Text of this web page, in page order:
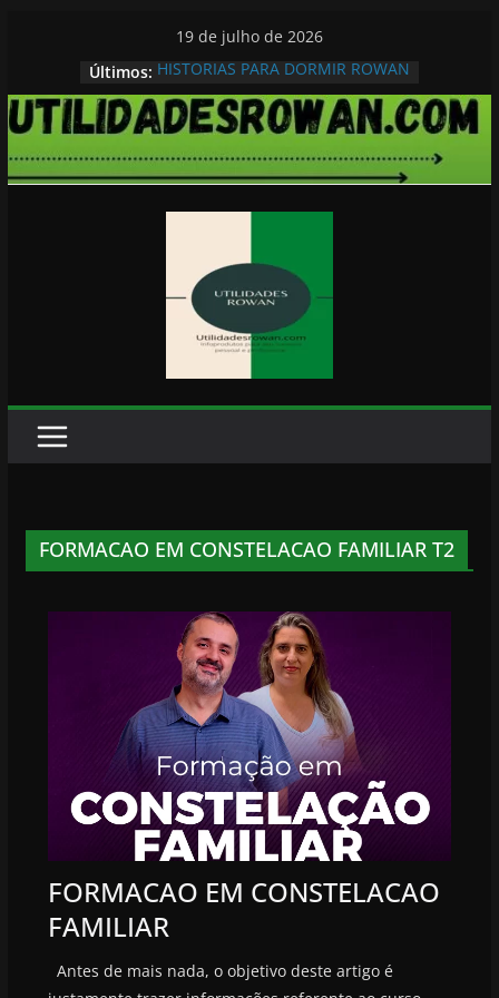
conteúdo
19 de julho de 2026
Últimos: HISTORIAS PARA DORMIR ROWAN
FORMACAO EM CONSTELACAO FAMILIAR T2
FORMACAO EM CONSTELACAO
FAMILIAR
Antes de mais nada, o objetivo deste artigo é